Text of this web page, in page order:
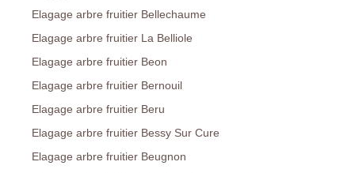
Elagage arbre fruitier Bellechaume
Elagage arbre fruitier La Belliole
Elagage arbre fruitier Beon
Elagage arbre fruitier Bernouil
Elagage arbre fruitier Beru
Elagage arbre fruitier Bessy Sur Cure
Elagage arbre fruitier Beugnon